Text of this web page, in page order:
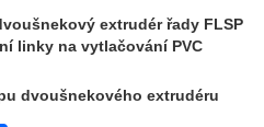
extrudér řady FLSP
linky na vytlačování PVC
dvoušnekového extrudéru